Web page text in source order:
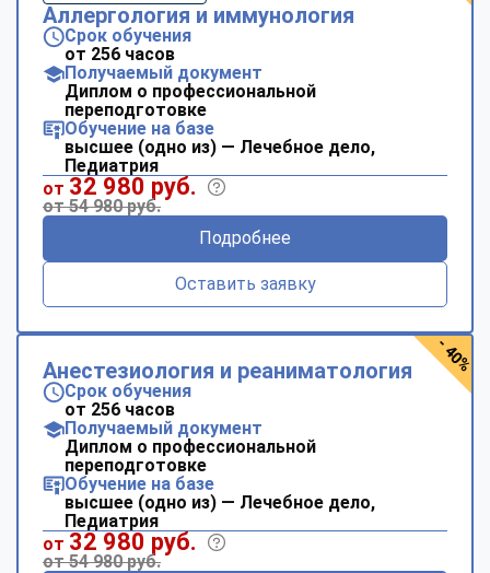
Аллергология и иммунология
Срок обучения
от 256 часов
Получаемый документ
Диплом о профессиональной
переподготовке
Обучение на базе
высшее (одно из) — Лечебное дело,
Педиатрия
от 32 980 руб.
от 54 980 руб.
Подробнее
Оставить заявку
Анестезиология и реаниматология
Срок обучения
от 256 часов
Получаемый документ
Диплом о профессиональной
переподготовке
Обучение на базе
высшее (одно из) — Лечебное дело,
Педиатрия
от 32 980 руб.
от 54 980 руб.
- 40%